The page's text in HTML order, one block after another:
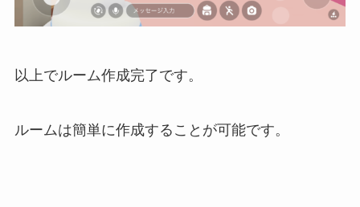
以上でルーム作成完了です。
ルームは簡単に作成することが可能です。